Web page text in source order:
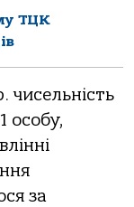
ТЦК
чисельність
особу,
за